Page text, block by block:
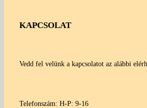
KAPCSOLAT
Vedd fel velünk a kapcsolatot az alábbi
Telefonszám: H-P: 9-16